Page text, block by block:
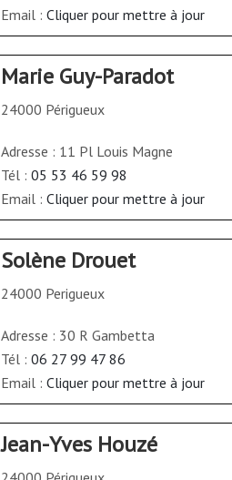
Email : Cliquer pour mettre à jour
Marie Guy-Paradot
24000 Périgueux
Adresse : 11 Pl Louis Magne
Tél : 05 53 46 59 98
Email : Cliquer pour mettre à jour
Solène Drouet
24000 Perigueux
Adresse : 30 R Gambetta
Tél : 06 27 99 47 86
Email : Cliquer pour mettre à jour
Jean-Yves Houzé